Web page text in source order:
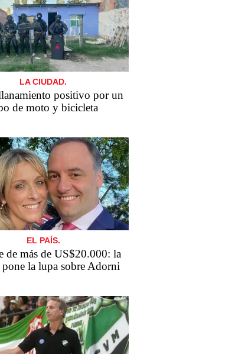
LA CIUDAD.
positivo por un
de moto y bicicleta
EL PAÍS.
de más de US$20.000: la
pone la lupa sobre Adorni